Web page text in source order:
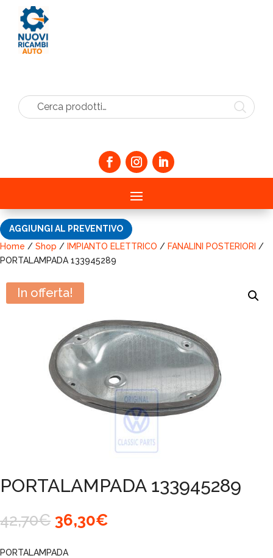
Cerca prodotti…
AGGIUNGI AL PREVENTIVO
Home / Shop / IMPIANTO ELETTRICO / FANALINI POSTERIORI /
PORTALAMPADA 133945289
In offerta!
PORTALAMPADA 133945289
42,70€ Il
prezzo
originale
36,30€
PORTALAMPADA